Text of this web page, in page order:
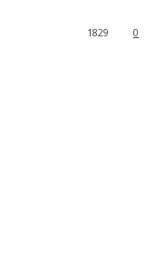
0
1829